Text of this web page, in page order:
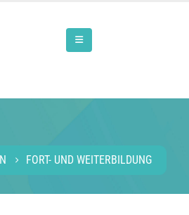
FORT- UND WEITERBILDUNG